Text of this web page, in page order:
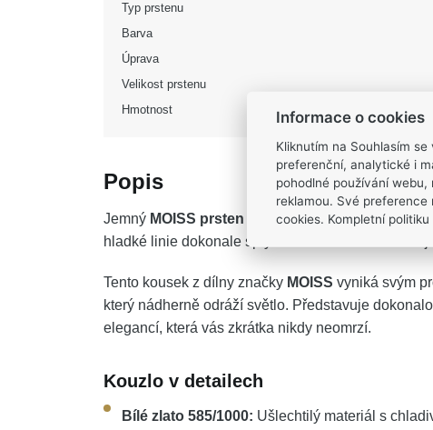
Typ prstenu
Barva
Úprava
Velikost prstenu
Hmotnost
Popis
Jemný MOISS prsten z bílého zlatav sobě ukrývá
hladké linie dokonale splynou s vaší rukou a
Tento kousek z dílny značky MOISS vyniká svým
který nádherně odráží světlo. Představuje
elegancí, která vás zkrátka nikdy neomrzí.
Kouzlo v detailech
Bílé zlato 585/1000: Ušlechtilý materiál s
Informace o cookies
Kliknutím na Souhlasím
preferenční, analytické i
pohodlné používání
reklamou. Své
cookies. Kompletní politiku